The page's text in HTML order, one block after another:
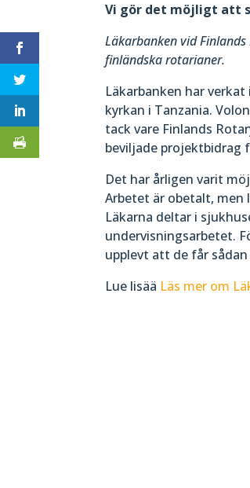
Vi gör det möjligt att
Läkarbanken vid
finländska rotarianer.
Läkarbanken har
kyrkan i Tanzania.
tack vare Finlands
beviljade projektbidrag
Det har årligen varit
Arbetet är obetalt, men
Läkarna deltar i
undervisningsarbetet.
upplevt att de får
Lue lisää Läs mer om